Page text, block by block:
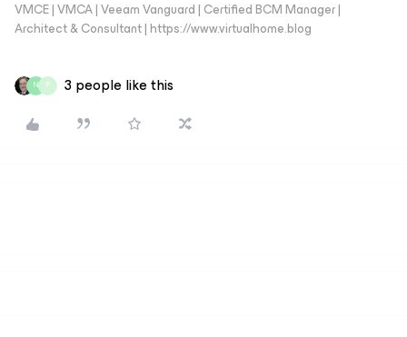
VMCE | VMCA | Veeam Vanguard | Certified BCM Manager |
Architect & Consultant | https://www.virtualhome.blog
N P 3 people like this